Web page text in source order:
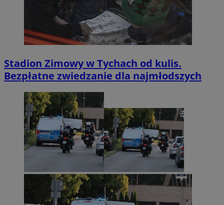
Stadion Zimowy w Tychach od kulis.
Bezpłatne zwiedzanie dla najmłodszych